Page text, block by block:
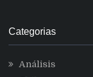
Categorias
Análisis